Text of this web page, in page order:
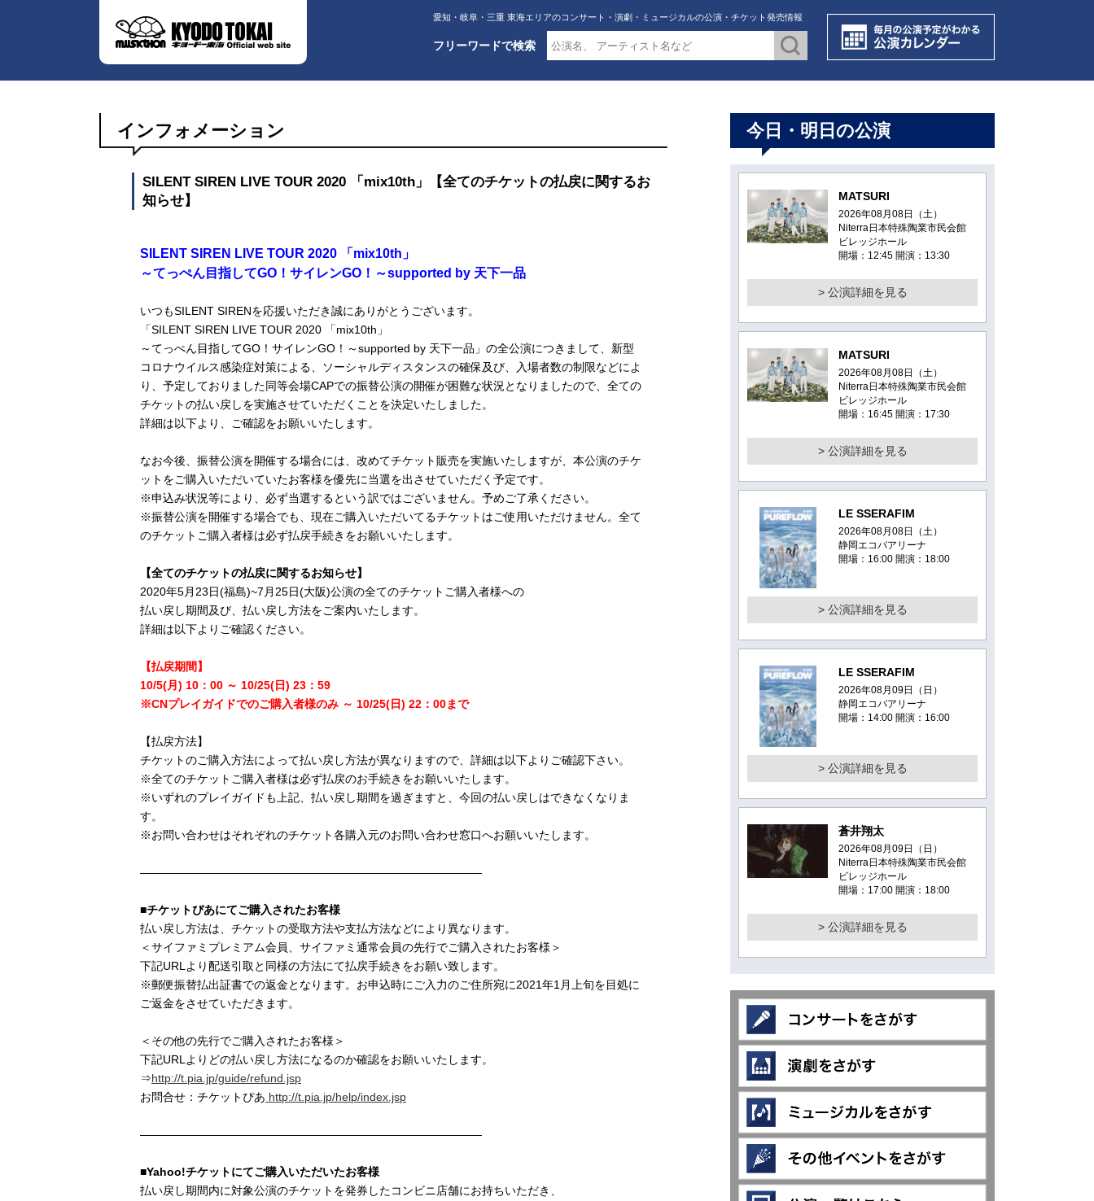
愛知・岐阜・三重 東海エリアのコンサート・演劇・ミュージカルの公演・チケット発売情報
フリーワードで検索
インフォメーション
SILENT SIREN LIVE TOUR 2020 「mix10th」【全てのチケットの払戻に関するお
知らせ】
SILENT SIREN LIVE TOUR 2020 「mix10th」
～てっぺん目指してGO！サイレンGO！～supported by 天下一品
いつもSILENT SIRENを応援いただき誠にありがとうございます。
「SILENT SIREN LIVE TOUR 2020 「mix10th」
～てっぺん目指してGO！サイレンGO！～supported by 天下一品」の全公演につきまして、新型
コロナウイルス感染症対策による、ソーシャルディスタンスの確保及び、入場者数の制限などによ
り、予定しておりました同等会場CAPでの振替公演の開催が困難な状況となりましたので、全ての
チケットの払い戻しを実施させていただくことを決定いたしました。
詳細は以下より、ご確認をお願いいたします。
なお今後、振替公演を開催する場合には、改めてチケット販売を実施いたしますが、本公演のチケ
ットをご購入いただいていたお客様を優先に当選を出させていただく予定です。
※申込み状況等により、必ず当選するという訳ではございません。予めご了承ください。
※振替公演を開催する場合でも、現在ご購入いただいてるチケットはご使用いただけません。全て
のチケットご購入者様は必ず払戻手続きをお願いいたします。
【全てのチケットの払戻に関するお知らせ】
2020年5月23日(福島)~7月25日(大阪)公演の全てのチケットご購入者様への
払い戻し期間及び、払い戻し方法をご案内いたします。
詳細は以下よりご確認ください。
【払戻期間】
10/5(月) 10：00 ～ 10/25(日) 23：59
※CNプレイガイドでのご購入者様のみ ～ 10/25(日) 22：00まで
【払戻方法】
チケットのご購入方法によって払い戻し方法が異なりますので、詳細は以下よりご確認下さい。
※全てのチケットご購入者様は必ず払戻のお手続きをお願いいたします。
※いずれのプレイガイドも上記、払い戻し期間を過ぎますと、今回の払い戻しはできなくなりま
す。
※お問い合わせはそれぞれのチケット各購入元のお問い合わせ窓口へお願いいたします。
——————————————————————————————
■チケットぴあにてご購入されたお客様
払い戻し方法は、チケットの受取方法や支払方法などにより異なります。
＜サイファミプレミアム会員、サイファミ通常会員の先行でご購入されたお客様＞
下記URLより配送引取と同様の方法にて払戻手続きをお願い致します。
※郵便振替払出証書での返金となります。お申込時にご入力のご住所宛に2021年1月上旬を目処に
ご返金をさせていただきます。
＜その他の先行でご購入されたお客様＞
下記URLよりどの払い戻し方法になるのか確認をお願いいたします。
⇒http://t.pia.jp/guide/refund.jsp
お問合せ：チケットぴあ http://t.pia.jp/help/index.jsp
——————————————————————————————
■Yahoo!チケットにてご購入いただいたお客様
払い戻し期間内に対象公演のチケットを発券したコンビニ店舗にお持ちいただき、
今日・明日の公演
MATSURI
2026年08月08日（土）
Niterra日本特殊陶業市民会館
ビレッジホール
開場：12:45 開演：13:30
> 公演詳細を見る
MATSURI
2026年08月08日（土）
Niterra日本特殊陶業市民会館
ビレッジホール
開場：16:45 開演：17:30
> 公演詳細を見る
LE SSERAFIM
2026年08月08日（土）
静岡エコパアリーナ
開場：16:00 開演：18:00
> 公演詳細を見る
LE SSERAFIM
2026年08月09日（日）
静岡エコパアリーナ
開場：14:00 開演：16:00
> 公演詳細を見る
蒼井翔太
2026年08月09日（日）
Niterra日本特殊陶業市民会館
ビレッジホール
開場：17:00 開演：18:00
> 公演詳細を見る